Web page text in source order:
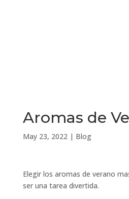
Aromas de
May 23, 2022| Blog
Elegir los aromas de verano
ser una tarea divertida.